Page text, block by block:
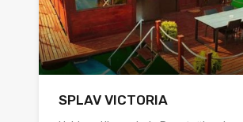
SPLAV VICTORIA